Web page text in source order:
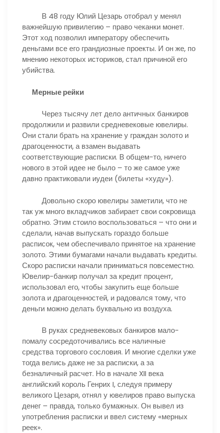
В 48 году Юлий Цезарь отобрал у менял
важнейшую привилегию – право чеканки монет.
Этот ход позволил императору обеспечить
деньгами все его грандиозные проекты. И он же, по
мнению некоторых историков, стал причиной его
убийства.
Мерные рейки
Через тысячу лет дело античных банкиров
продолжили и развили средневековые ювелиры.
Они стали брать на хранение у граждан золото и
драгоценности, а взамен выдавать
соответствующие расписки. В общем-то, ничего
нового в этой идее не было – то же самое уже
давно практиковали иудеи (билеты «худу»).
Довольно скоро ювелиры заметили, что не
так уж много вкладчиков забирает свои сокровища
обратно. Этим стоило воспользоваться – что они и
сделали, начав выпускать гораздо больше
расписок, чем обеспечивало принятое на хранение
золото. Этими бумагами начали выдавать кредиты.
Скоро расписки начали приниматься повсеместно.
Ювелир-банкир получал за кредит процент,
использовал его, чтобы закупить еще больше
золота и драгоценностей, и радовался тому, что
деньги можно делать буквально из воздуха.
В руках средневековых банкиров мало-
помалу сосредоточивались все наличные
средства торгового сословия. И многие сделки уже
тогда велись даже не за расписки, а за
безналичный расчет. Но в начале XII века
английский король Генрих I, следуя примеру
великого Цезаря, отнял у ювелиров право выпуска
денег – правда, только бумажных. Он вывел из
употребления расписки и ввел систему «мерных
реек».